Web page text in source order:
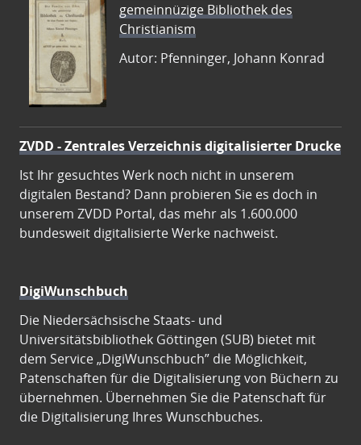
gemeinnüzige Bibliothek des
Christianism
Autor: Pfenninger, Johann Konrad
ZVDD - Zentrales Verzeichnis digitalisierter Drucke
Ist Ihr gesuchtes Werk noch nicht in unserem
digitalen Bestand? Dann probieren Sie es doch in
unserem ZVDD Portal, das mehr als 1.600.000
bundesweit digitalisierte Werke nachweist.
DigiWunschbuch
Die Niedersächsische Staats- und
Universitätsbibliothek Göttingen (SUB) bietet mit
dem Service „DigiWunschbuch” die Möglichkeit,
Patenschaften für die Digitalisierung von Büchern zu
übernehmen. Übernehmen Sie die Patenschaft für
die Digitalisierung Ihres Wunschbuches.